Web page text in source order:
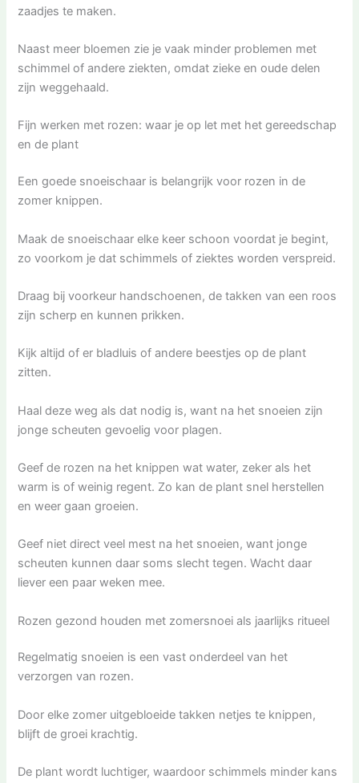
zaadjes te maken.
Naast meer bloemen zie je vaak minder problemen met
schimmel of andere ziekten, omdat zieke en oude delen
zijn weggehaald.
Fijn werken met rozen: waar je op let met het gereedschap
en de plant
Een goede snoeischaar is belangrijk voor rozen in de
zomer knippen.
Maak de snoeischaar elke keer schoon voordat je begint,
zo voorkom je dat schimmels of ziektes worden verspreid.
Draag bij voorkeur handschoenen, de takken van een roos
zijn scherp en kunnen prikken.
Kijk altijd of er bladluis of andere beestjes op de plant
zitten.
Haal deze weg als dat nodig is, want na het snoeien zijn
jonge scheuten gevoelig voor plagen.
Geef de rozen na het knippen wat water, zeker als het
warm is of weinig regent. Zo kan de plant snel herstellen
en weer gaan groeien.
Geef niet direct veel mest na het snoeien, want jonge
scheuten kunnen daar soms slecht tegen. Wacht daar
liever een paar weken mee.
Rozen gezond houden met zomersnoei als jaarlijks ritueel
Regelmatig snoeien is een vast onderdeel van het
verzorgen van rozen.
Door elke zomer uitgebloeide takken netjes te knippen,
blijft de groei krachtig.
De plant wordt luchtiger, waardoor schimmels minder kans